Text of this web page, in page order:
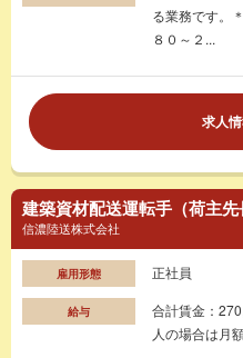
る業務です。
８０～２...
求人
建築資材配送運転手（荷主先
信濃陸送株式会社
雇用形態 正社員
給与
合計賃金：
人の場合は月